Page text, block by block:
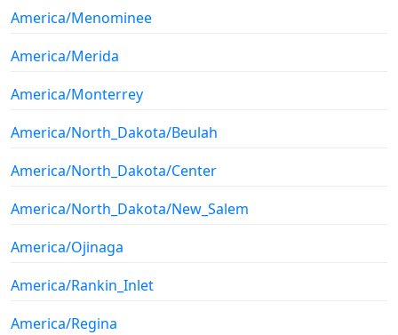
America/Menominee
America/Merida
America/Monterrey
America/North_Dakota/Beulah
America/North_Dakota/Center
America/North_Dakota/New_Salem
America/Ojinaga
America/Rankin_Inlet
America/Regina